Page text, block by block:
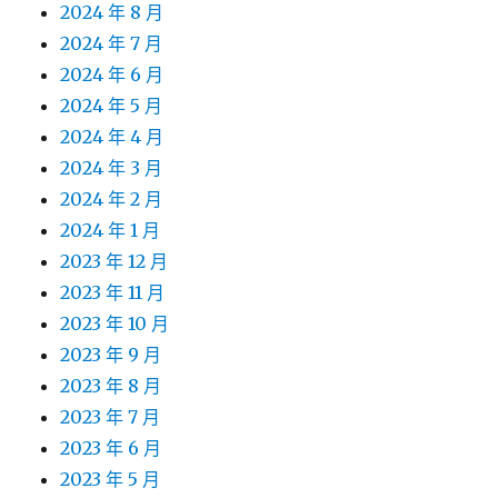
2024 年 8 月
2024 年 7 月
2024 年 6 月
2024 年 5 月
2024 年 4 月
2024 年 3 月
2024 年 2 月
2024 年 1 月
2023 年 12 月
2023 年 11 月
2023 年 10 月
2023 年 9 月
2023 年 8 月
2023 年 7 月
2023 年 6 月
2023 年 5 月